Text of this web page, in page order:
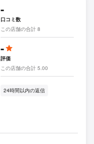
-
口コミ数
この店舗の合計 8
-
評価
この店舗の合計 5.00
24時間以内の返信